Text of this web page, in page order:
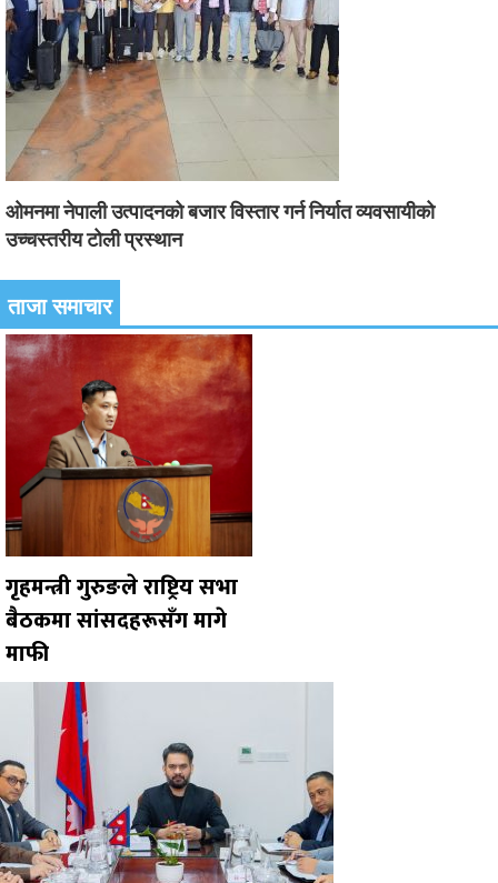
ओमनमा नेपाली उत्पादनको बजार विस्तार गर्न निर्यात व्यवसायीको
उच्चस्तरीय टोली प्रस्थान
ताजा समाचार
गृहमन्त्री गुरुङले राष्ट्रिय सभा
बैठकमा सांसदहरूसँग मागे
माफी